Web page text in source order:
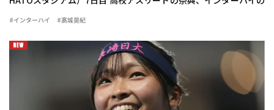
最終日に男子110mハードル決勝が行われ、髙城昊紀（宮崎西3）
#インターハイ #髙城昊紀